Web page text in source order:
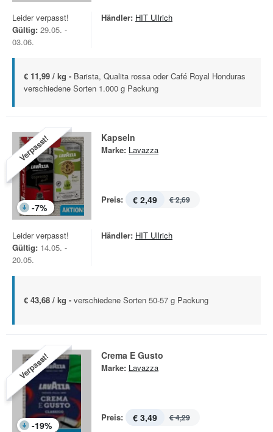
Leider verpasst!
Gültig: 29.05. -
03.06.
Händler: HIT Ullrich
€ 11,99 / kg - Barista, Qualita rossa oder Café Royal Honduras
verschiedene Sorten 1.000 g Packung
Verpasst!
-7%
Kapseln
Marke: Lavazza
Preis: € 2,49 € 2,69
Leider verpasst!
Gültig: 14.05. -
20.05.
Händler: HIT Ullrich
€ 43,68 / kg - verschiedene Sorten 50-57 g Packung
Verpasst!
-19%
Crema E Gusto
Marke: Lavazza
Preis: € 3,49 € 4,29